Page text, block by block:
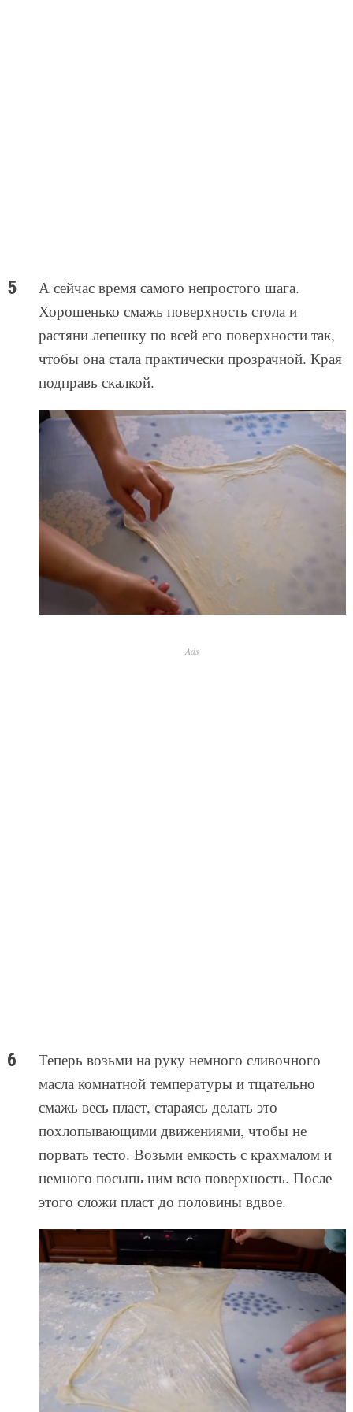
А сейчас время самого непростого шага.
Хорошенько смажь поверхность стола и
растяни лепешку по всей его поверхности так,
чтобы она стала практически прозрачной. Края
подправь скалкой.
Ads
Теперь возьми на руку немного сливочного
масла комнатной температуры и тщательно
смажь весь пласт, стараясь делать это
похлопывающими движениями, чтобы не
порвать тесто. Возьми емкость с крахмалом и
немного посыпь ним всю поверхность. После
этого сложи пласт до половины вдвое.